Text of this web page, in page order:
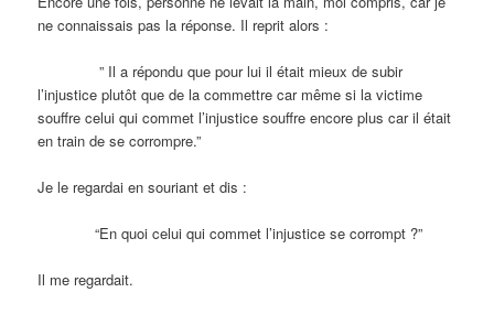
ne connaissais pas la réponse. Il reprit alors :
” Il a répondu que pour lui il était mieux de subir
l’injustice plutôt que de la commettre car même si la victime
souffre celui qui commet l’injustice souffre encore plus car il était
en train de se corrompre.”
Je le regardai en souriant et dis :
“En quoi celui qui commet l’injustice se corrompt ?”
Il me regardait.